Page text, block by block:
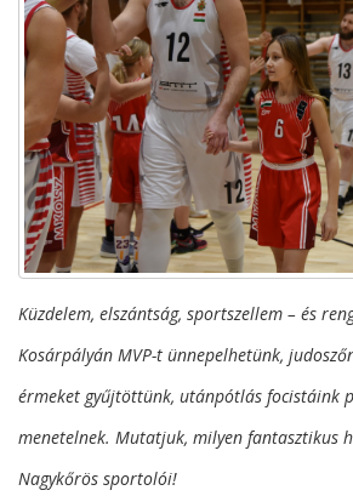
Küzdelem, elszántság, sportszellem – és
Kosárpályán MVP-t ünnepelhetünk,
érmeket gyűjtöttünk, utánpótlás focistáink
menetelnek. Mutatjuk, milyen fantasztikus
Nagykőrös sportolói!